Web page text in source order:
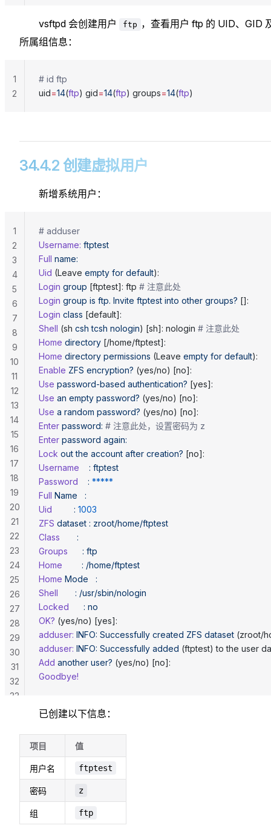
vsftpd 会创建用户 ftp ，查看用户 ftp 的 UID、GID
所属组信息：
# id ftp
uid=14(ftp) gid=14(ftp) groups=14(ftp)
1
2
34.4.2 创建虚拟用户
新增系统用户：
# adduser
Username: ftptest
Full name:
Uid (Leave empty for default):
Login group [ftptest]: ftp # 注意此处
Login group is ftp. Invite ftptest into other groups? []:
Login class [default]:
Shell (sh csh tcsh nologin) [sh]: nologin # 注意此处
Home directory [/home/ftptest]:
Home directory permissions (Leave empty for default):
Enable ZFS encryption? (yes/no) [no]:
Use password-based authentication? [yes]:
Use an empty password? (yes/no) [no]:
Use a random password? (yes/no) [no]:
Enter password: # 注意此处，设置密码为 z
Enter password again:
Lock out the account after creation? [no]:
Username
    :
ftptest
Password
    :
*****
Full Name
   :
Uid
         :
1003
ZFS dataset : zroot/home/ftptest
Class
       :
Groups
      :
ftp
Home
        :
/home/ftptest
Home Mode
   :
Shell
       :
/usr/sbin/nologin
Locked
      :
no
OK? (yes/no) [yes]:
adduser: INFO: Successfully created ZFS dataset (zroot/
adduser: INFO: Successfully added (ftptest) to the user
Add another user? (yes/no) [no]:
Goodbye!
1
2
3
4
5
6
7
8
9
10
11
12
13
14
15
16
17
18
19
20
21
22
23
24
25
26
27
28
29
30
31
32
33
已创建以下信息：
项目 值
用户名 ftptest
密码 z
组 ftp